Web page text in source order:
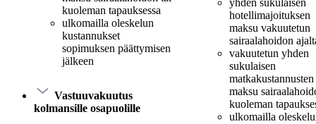
kuoleman tapauksessa
ulkomailla oleskelun
kustannukset
sopimuksen päättymisen
jälkeen
Vastuuvakuutus
kolmansille osapuolille
yhden sukulaisen
hotellimajoituksen
maksu vakuutetun
sairaalahoidon
vakuutetun yhden
sukulaisen
matkakustannusten
maksu
kuoleman
ulkomailla